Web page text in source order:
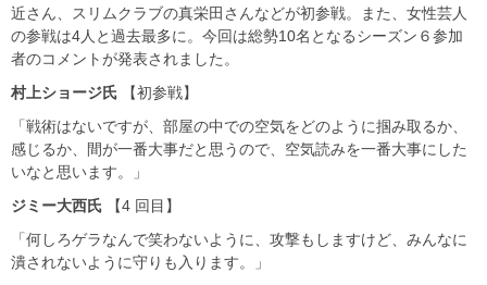
近さん、スリムクラブの真栄田さんなどが初参戦。また、女性芸人
の参戦は4人と過去最多に。今回は総勢10名となるシーズン６参加
者のコメントが発表されました。
村上ショージ氏 【初参戦】
「戦術はないですが、部屋の中での空気をどのように掴み取るか、
感じるか、間が一番大事だと思うので、空気読みを一番大事にした
いなと思います。」
ジミー大西氏 【4 回目】
「何しろゲラなんで笑わないように、攻撃もしますけど、みんなに
潰されないように守りも入ります。」